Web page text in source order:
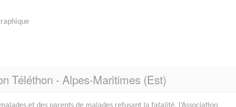
Téléthon - Alpes-Maritimes (Est)